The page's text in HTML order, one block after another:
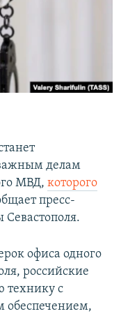
делам
МВД, которого
пресс-
Севастополя.
офиса одного
российские
технику с